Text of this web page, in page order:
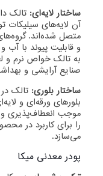
ساختار لایه‌ای: تالک
آن لایه‌های سیلیکات
و قابلیت پیوند با آب
به تالک خواص نرم و
صنایع آرایشی و
ساختار بلوری: تالک
بلورهای ورقه‌ای و
موجب انعطاف‌پذیری
را برای کاربرد در
می‌سازد.
پودر معدنی میکا